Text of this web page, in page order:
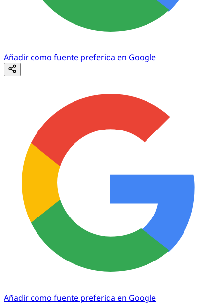
Añadir como fuente preferida en Google
Añadir como fuente preferida en Google